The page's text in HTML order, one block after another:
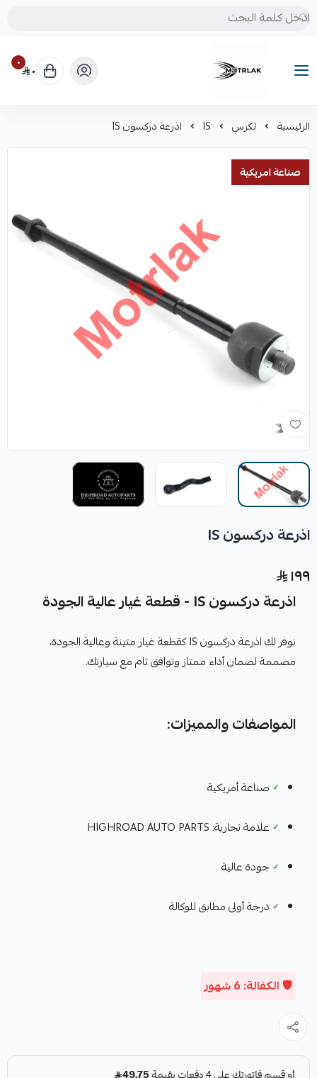
Motrlak
٠ ٠
الرئيسية لكزس IS اذرعة دركسون IS
صناعة امريكية
اذرعة دركسون IS
١٩٩
اذرعة دركسون IS - قطعة غيار عالية الجودة
نوفر لك اذرعة دركسون IS كقطعة غيار متينة وعالية الجودة،
مصممة لضمان أداء ممتاز وتوافق تام مع سيارتك.
المواصفات والمميزات:
✓ صناعة أمريكية
✓ علامة تجارية: HIGHROAD AUTO PARTS
✓جودة عالية
✓ درجة أولى مطابق للوكالة
🛡️ الكفالة: 6 شهور